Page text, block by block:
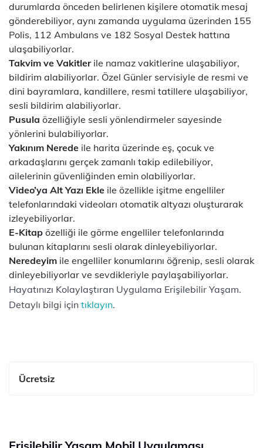
durumlarda önceden belirlenen kişilere otomatik mesaj
gönderebiliyor, aynı zamanda uygulama üzerinden 155
Polis, 112 Ambulans ve 182 Sosyal Destek hattına
ulaşabiliyorlar.
Takvim ve Vakitlerile namaz vakitlerine ulaşabiliyor,
bildirim alabiliyorlar. Özel Günler servisiyle de resmi ve
dini bayramlara, kandillere, resmi tatillere ulaşabiliyor,
sesli bildirim alabiliyorlar.
Pusula özelliğiyle sesli yönlendirmeler sayesinde
yönlerini bulabiliyorlar.
Yakınım Nerede ile harita üzerinde eş, çocuk ve
arkadaşlarını gerçek zamanlı takip edilebiliyor,
ailelerinin güvenliğinden emin olabiliyorlar.
Video’ya Alt Yazı Ekle ile özellikle işitme engelliler
telefonlarındaki videoları otomatik altyazı oluşturarak
izleyebiliyorlar.
E-Kitap özelliği ile görme engelliler telefonlarında
bulunan kitaplarını sesli olarak dinleyebiliyorlar.
Neredeyim ile engelliler konumlarını öğrenip, sesli olarak
dinleyebiliyorlar ve sevdikleriyle paylaşabiliyorlar.
Hayatınızı Kolaylaştıran Uygulama Erişilebilir Yaşam.
Detaylı bilgi için tıklayın.
Ücretsiz